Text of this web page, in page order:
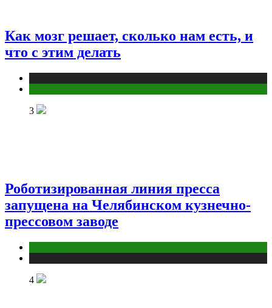
Как мозг решает, сколько нам есть, и
что с этим делать
3
Роботизированная линия пресса
запущена на Челябинском кузнечно-
прессовом заводе
4